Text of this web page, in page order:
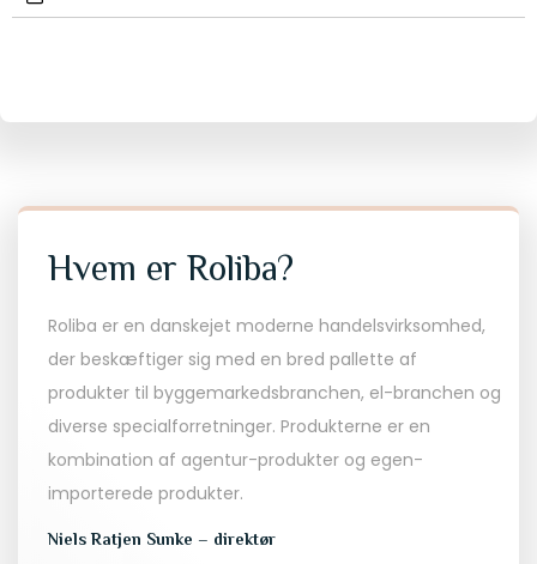
Hvem er Roliba?
Roliba er en danskejet moderne handelsvirksomhed,
der beskæftiger sig med en bred pallette af
produkter til byggemarkedsbranchen, el-branchen og
diverse specialforretninger. Produkterne er en
kombination af agentur-produkter og egen-
importerede produkter.
Niels Ratjen Sunke – direktør